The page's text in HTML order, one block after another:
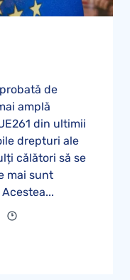
de
amplă
din ultimii
drepturi ale
călători să se
mai sunt